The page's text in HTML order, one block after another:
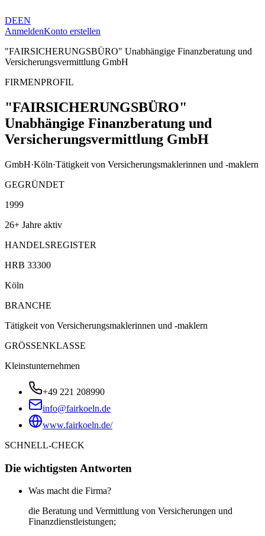
DEEN
AnmeldenKonto erstellen
"FAIRSICHERUNGSBÜRO" Unabhängige Finanzberatung und
Versicherungsvermittlung GmbH
FIRMENPROFIL
"FAIRSICHERUNGSBÜRO"
Unabhängige Finanzberatung und
Versicherungsvermittlung GmbH
GmbH·Köln·Tätigkeit von Versicherungsmaklerinnen und -maklern
GEGRÜNDET
1999
26+ Jahre aktiv
HANDELSREGISTER
HRB 33300
Köln
BRANCHE
Tätigkeit von Versicherungsmaklerinnen und -maklern
GRÖSSENKLASSE
Kleinstunternehmen
+49 221 208990
info@fairkoeln.de
www.fairkoeln.de/
SCHNELL-CHECK
Die wichtigsten Antworten
Was macht die Firma?
die Beratung und Vermittlung von Versicherungen und
Finanzdienstleistungen;